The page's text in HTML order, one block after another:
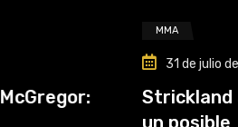
Strickland apunta a